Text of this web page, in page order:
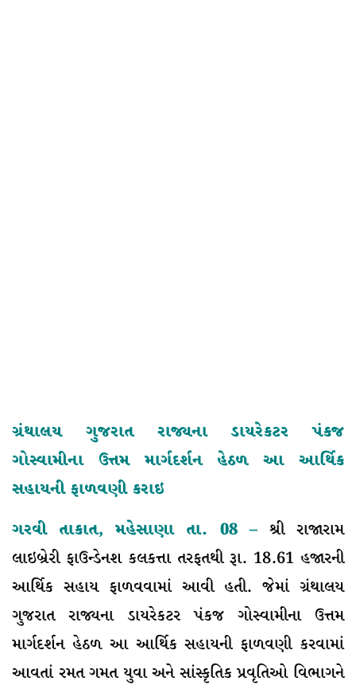
ગ્રંથાલય ગુજરાત રાજ્યના ડાયરેકટર પંકજ
ગોસ્વામીના ઉત્તમ માર્ગદર્શન હેઠળ આ આર્થિક
સહાયની ફાળવણી કરાઇ
ગરવી તાકાત, મહેસાણા તા. 08 – શ્રી રાજારામ
લાઇબ્રેરી ફાઉન્ડેનશ કલકત્તા તરફતથી રૂા. 18.61 હજારની
આર્થિક સહાય ફાળવવામાં આવી હતી. જેમાં ગ્રંથાલય
ગુજરાત રાજ્યના ડાયરેકટર પંકજ ગોસ્વામીના ઉત્તમ
માર્ગદર્શન હેઠળ આ આર્થિક સહાયની ફાળવણી કરવામાં
આવતાં રમત ગમત યુવા અને સાંસ્કૃતિક પ્રવૃતિઓ વિભાગને